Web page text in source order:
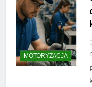
MOTORYZACJA